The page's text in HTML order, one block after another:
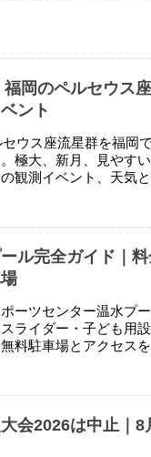
福岡のペルセウス
ント
ウス座流星群を福岡
極大、新月、見やす
観測イベント、天気
ル完全ガイド｜
ーツセンター温水プ
ライダー・子ども用
料駐車場とアクセスを
会2026は中止｜8